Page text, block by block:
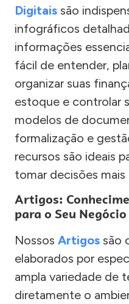
Digitais são
infográficos
informações
fácil de entender,
organizar suas
estoque e controlar
modelos de
formalização e
recursos são ideais
tomar decisões mais
Artigos:
para o Seu Negócio
Nossos Artigos são
elaborados por
ampla variedade de
diretamente o